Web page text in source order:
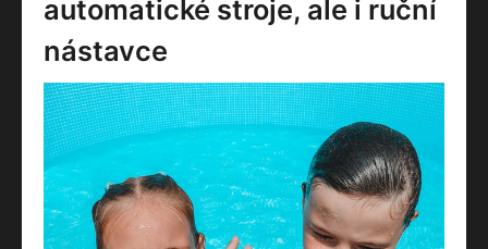
automatické stroje, ale i ruční
nástavce